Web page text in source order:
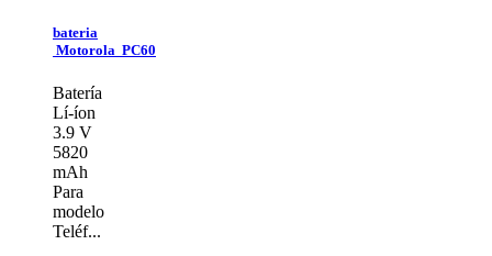
bateria
Motorola PC60
Batería
Lí-íon
3.9 V
5820
mAh
Para
modelo
Teléf...